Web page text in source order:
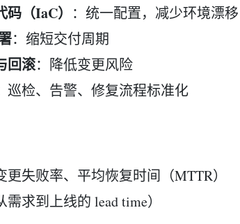
（IaC） ：统一配置，减少环境漂移
：缩短交付周期
回滚：降低变更风险
巡检、告警、修复流程标准化
更失败率、平均恢复时间（MTTR）
求到上线的 lead time）